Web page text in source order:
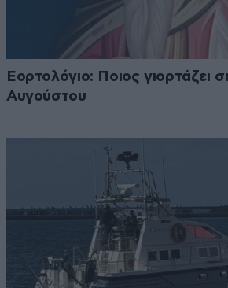
Εορτολόγιο: Ποιος γιορτάζει
Αυγούστου